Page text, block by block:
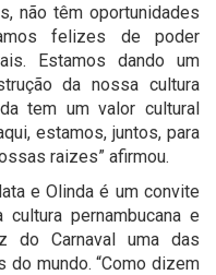
não têm oportunidades
felizes de poder
Estamos dando um
da nossa cultura
tem um valor cultural
estamos, juntos, para
raizes” afirmou.
e Olinda é um convite
pernambucana e
do Carnaval uma das
mundo. “Como dizem